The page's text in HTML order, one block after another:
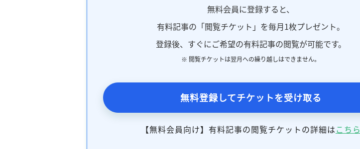
無料会員に登録すると、
有料記事の「閲覧チケット」を毎月1枚プレゼント。
登録後、すぐにご希望の有料記事の閲覧が可能です。
※ 閲覧チケットは翌月への繰り越しはできません。
無料登録してチケットを受け取る
【無料会員向け】有料記事の閲覧チケットの詳細はこちら